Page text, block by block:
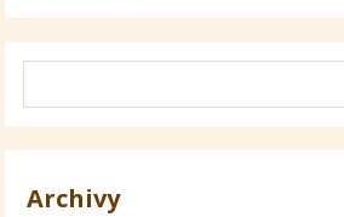
Archivy